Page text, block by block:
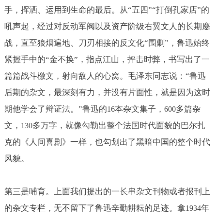
手，挥洒、运用到生命的最后。从“五四”“打倒孔家店”的
吼声起，经过对反动军阀以及资产阶级右翼文人的长期鏖
战，直至狼烟遍地、刀刃相接的反文化“围剿”，鲁迅始终
紧握手中的“金不换”，指点江山，抨击时弊，书写出了一
篇篇战斗檄文，射向敌人的心窝。毛泽东同志说：“鲁迅
后期的杂文，最深刻有力，并没有片面性，就是因为这时
期他学会了辩证法。”鲁迅的16本杂文集子， 600多篇杂
文， 130多万字，就像勾勒出整个法国时代面貌的巴尔扎
克的《人间喜剧》一样，也勾划出了黑暗中国的整个时代
风貌。
第三是哺育。上面我们提出的一长串杂文刊物或者报刊上
的杂文专栏，无不留下了鲁迅辛勤耕耘的足迹。拿1934年